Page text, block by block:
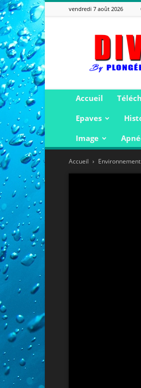
vendredi 7 août 2026
Accueil
Epaves
Image
Accueil Environnement